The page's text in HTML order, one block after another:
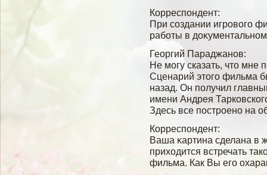
Корреспондент:
При сοздании игровοгο
рабοты в
Георгий Параджанов:
Не могу сказать, что мне
Сценарий этого фильма
назад. Он получил
имени Андрея
Здесь все построено на
Корреспондент:
Ваша κартина сделана в
приходится встречать
фильма. Как Вы егο